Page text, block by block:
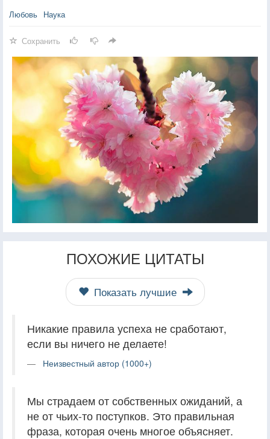
Любовь Наука
Сохранить
ПОХОЖИЕ ЦИТАТЫ
Показать лучшие
Никакие правила успеха не сработают,
если вы ничего не делаете!
Неизвестный автор (1000+)
Мы страдаем от собственных ожиданий, а
не от чьих-то поступков. Это правильная
фраза, которая очень многое объясняет.